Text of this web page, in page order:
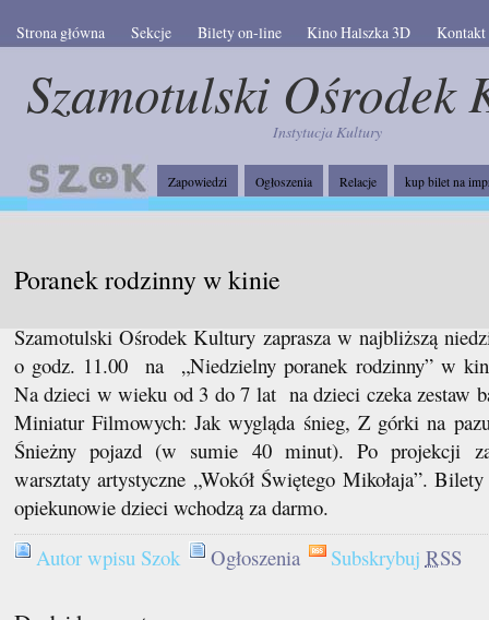
Strona główna Sekcje Bilety on-line Kino Halszka 3D Kontakt
Szamotulski Ośrodek
Instytucja Kultury
Zapowiedzi Ogłoszenia Relacje kup bilet na
Poranek rodzinny w kinie
Szamotulski Ośrodek Kultury zaprasza w najbliższą
o godz. 11.00 na „Niedzielny poranek rodzinny” w
Na dzieci w wieku od 3 do 7 lat na dzieci czeka zestaw
Miniatur Filmowych: Jak wygląda śnieg, Z górki na
Śnieżny pojazd (w sumie 40 minut). Po projekcji
warsztaty artystyczne „Wokół Świętego Mikołaja”.
opiekunowie dzieci wchodzą za darmo.
Autor wpisu Szok
Ogłoszenia Subskrybuj RSS